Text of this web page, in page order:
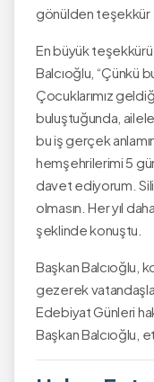
gönülden teşekkür
En büyük teşekkürü
Balcıoğlu, “Çünkü
Çocuklarımız
buluştuğunda,
bu iş gerçek
hemşehrilerimi 5
davet ediyorum.
olmasın. Her yıl
şeklinde konuştu.
Başkan Balcıoğlu,
gezerek
Edebiyat Günleri
Başkan Balcıoğlu,